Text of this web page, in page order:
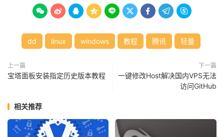
        
dd linux windows 教程 腾讯 轻量
上一篇
宝塔面板安装指定历史版本教程
下一篇
一键修改Host解决国内VPS无法
访问GitHub
相关推荐